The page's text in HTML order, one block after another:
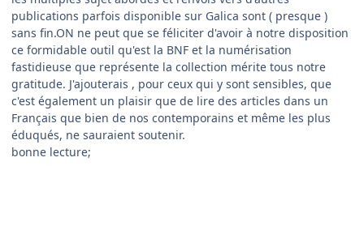
publications parfois disponible sur Galica sont ( presque )
sans fin.ON ne peut que se féliciter d'avoir à notre disposition
ce formidable outil qu'est la BNF et la numérisation
fastidieuse que représente la collection mérite tous notre
gratitude. J'ajouterais , pour ceux qui y sont sensibles, que
c'est également un plaisir que de lire des articles dans un
Français que bien de nos contemporains et même les plus
éduqués, ne sauraient soutenir.
bonne lecture;